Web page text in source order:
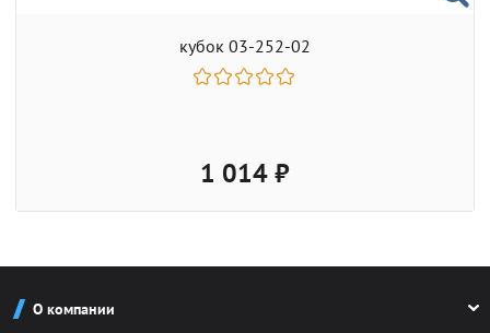
кубок 03-252-02
1 014 ₽
О компании